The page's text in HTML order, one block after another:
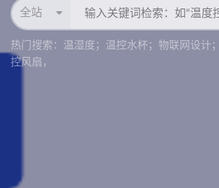
全站
热门搜索： 温湿度；温控水杯；物联网设计
控风扇 ，